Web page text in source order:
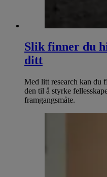
Slik finner du
ditt
Med litt research kan du
den til å styrke
framgangsmåte.